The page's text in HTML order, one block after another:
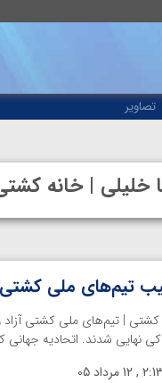
تصاویر
خلیلی | خانه
تیم‌های ملی کشتی
نهایی شدند. اتحادیه
2:13 , 12 مرداد 05